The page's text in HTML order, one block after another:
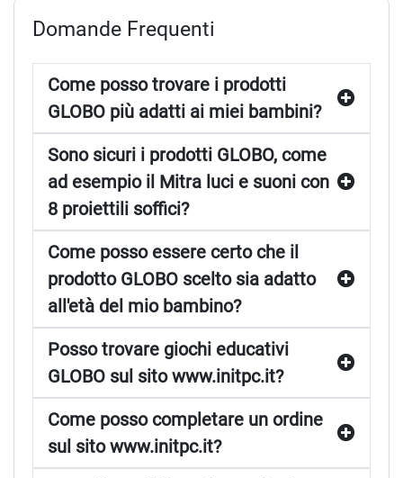
Domande Frequenti
Come posso trovare i prodotti
GLOBO più adatti ai miei bambini?
Sono sicuri i prodotti GLOBO, come
ad esempio il Mitra luci e suoni con
8 proiettili soffici?
Come posso essere certo che il
prodotto GLOBO scelto sia adatto
all'età del mio bambino?
Posso trovare giochi educativi
GLOBO sul sito www.initpc.it?
Come posso completare un ordine
sul sito www.initpc.it?